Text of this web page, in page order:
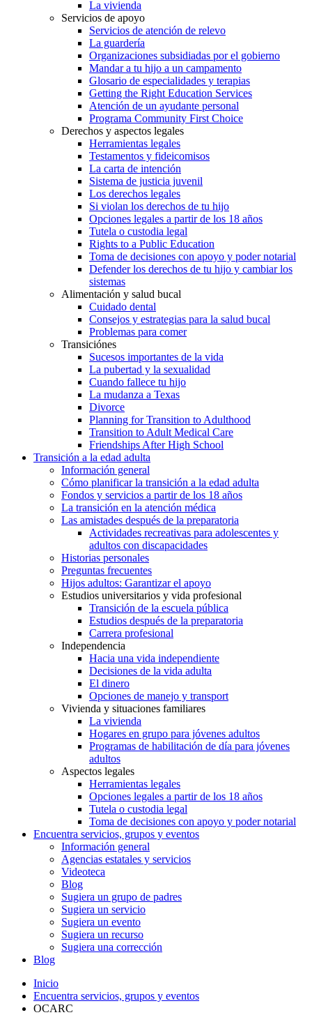
La vivienda
Servicios de apoyo
Servicios de atención de relevo
La guardería
Organizaciones subsidiadas por el gobierno
Mandar a tu hijo a un campamento
Glosario de especialidades y terapias
Getting the Right Education Services
Atención de un ayudante personal
Programa Community First Choice
Derechos y aspectos legales
Herramientas legales
Testamentos y fideicomisos
La carta de intención
Sistema de justicia juvenil
Los derechos legales
Si violan los derechos de tu hijo
Opciones legales a partir de los 18 años
Tutela o custodia legal
Rights to a Public Education
Toma de decisiones con apoyo y poder notarial
Defender los derechos de tu hijo y cambiar los
sistemas
Alimentación y salud bucal
Cuidado dental
Consejos y estrategias para la salud bucal
Problemas para comer
Transiciónes
Sucesos importantes de la vida
La pubertad y la sexualidad
Cuando fallece tu hijo
La mudanza a Texas
Divorce
Planning for Transition to Adulthood
Transition to Adult Medical Care
Friendships After High School
Transición a la edad adulta
Información general
Cómo planificar la transición a la edad adulta
Fondos y servicios a partir de los 18 años
La transición en la atención médica
Las amistades después de la preparatoria
Actividades recreativas para adolescentes y
adultos con discapacidades
Historias personales
Preguntas frecuentes
Hijos adultos: Garantizar el apoyo
Estudios universitarios y vida profesional
Transición de la escuela pública
Estudios después de la preparatoria
Carrera profesional
Independencia
Hacia una vida independiente
Decisiones de la vida adulta
El dinero
Opciones de manejo y transport
Vivienda y situaciones familiares
La vivienda
Hogares en grupo para jóvenes adultos
Programas de habilitación de día para jóvenes
adultos
Aspectos legales
Herramientas legales
Opciones legales a partir de los 18 años
Tutela o custodia legal
Toma de decisiones con apoyo y poder notarial
Encuentra servicios, grupos y eventos
Información general
Agencias estatales y servicios
Videoteca
Blog
Sugiera un grupo de padres
Sugiera un servicio
Sugiera un evento
Sugiera un recurso
Sugiera una corrección
Blog
Inicio
Encuentra servicios, grupos y eventos
OCARC